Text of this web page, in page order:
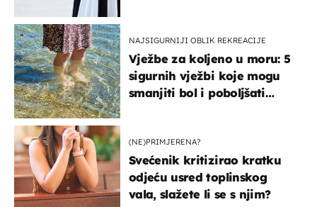
NAJSIGURNIJI OBLIK REKREACIJE
Vježbe za koljeno u moru: 5
sigurnih vježbi koje mogu
smanjiti bol i poboljšati
(NE)PRIMJERENA?
Svećenik kritizirao kratku
odjeću usred toplinskog
vala, slažete li se s njim?